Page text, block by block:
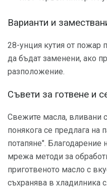
Варианти и
28-унция кутия от пожар
да бъдат заменени, ако
разположение.
Съвети за готвене и
Свежите масла, вливани
понякога се предлага на
потапяне". Благодарение
мрежа методи за
приготвеното масло с
съхранява в хладилника